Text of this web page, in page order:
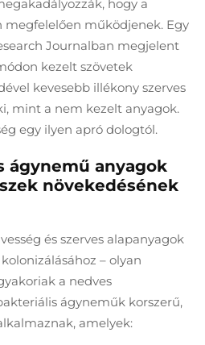
hogy a
működjenek. Egy
Journalban megjelent
kezelt szövetek
kevesebb illékony szerves
mint a nem kezelt anyagok.
egy ilyen apró dologtól.
ágynemű anyagok
növekedésének
és szerves alapanyagok
– olyan
a nedves
ágyneműk korszerű,
amelyek: